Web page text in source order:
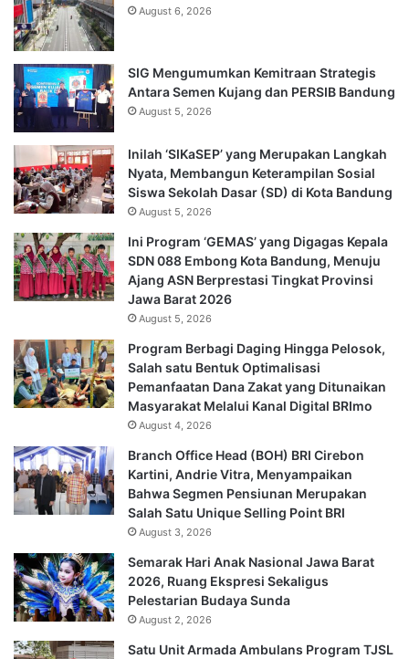
August 6, 2026
SIG Mengumumkan Kemitraan Strategis
Antara Semen Kujang dan PERSIB Bandung
August 5, 2026
Inilah ‘SIKaSEP’ yang Merupakan Langkah
Nyata, Membangun Keterampilan Sosial
Siswa Sekolah Dasar (SD) di Kota Bandung
August 5, 2026
Ini Program ‘GEMAS’ yang Digagas Kepala
SDN 088 Embong Kota Bandung, Menuju
Ajang ASN Berprestasi Tingkat Provinsi
Jawa Barat 2026
August 5, 2026
Program Berbagi Daging Hingga Pelosok,
Salah satu Bentuk Optimalisasi
Pemanfaatan Dana Zakat yang Ditunaikan
Masyarakat Melalui Kanal Digital BRImo
August 4, 2026
Branch Office Head (BOH) BRI Cirebon
Kartini, Andrie Vitra, Menyampaikan
Bahwa Segmen Pensiunan Merupakan
Salah Satu Unique Selling Point BRI
August 3, 2026
Semarak Hari Anak Nasional Jawa Barat
2026, Ruang Ekspresi Sekaligus
Pelestarian Budaya Sunda
August 2, 2026
Satu Unit Armada Ambulans Program TJSL